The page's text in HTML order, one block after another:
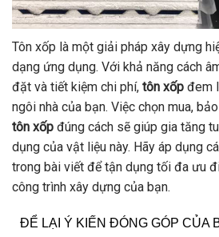
Tôn xốp là một giải pháp xây dựng
dạng ứng dụng. Với khả năng cách
đặt và tiết kiệm chi phí, tôn xốp đem
ngôi nhà của bạn. Việc chọn mua,
tôn xốp đúng cách sẽ giúp gia tăng
dụng của vật liệu này. Hãy áp dụng
trong bài viết để tận dụng tối đa ưu
công trình xây dựng của bạn.
ĐỂ LẠI Ý KIẾN ĐÓNG GÓP CỦA